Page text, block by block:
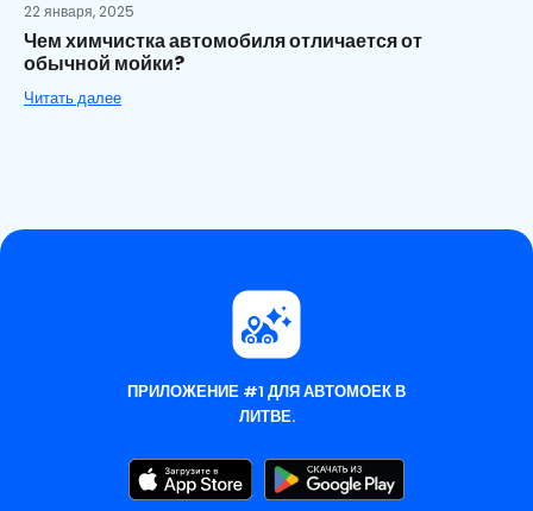
22 января, 2025
Чем химчистка автомобиля отличается от
обычной мойки?
Читать далее
ПРИЛОЖЕНИЕ #1 ДЛЯ АВТОМОЕК В
ЛИТВЕ.